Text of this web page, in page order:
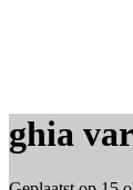
ghia